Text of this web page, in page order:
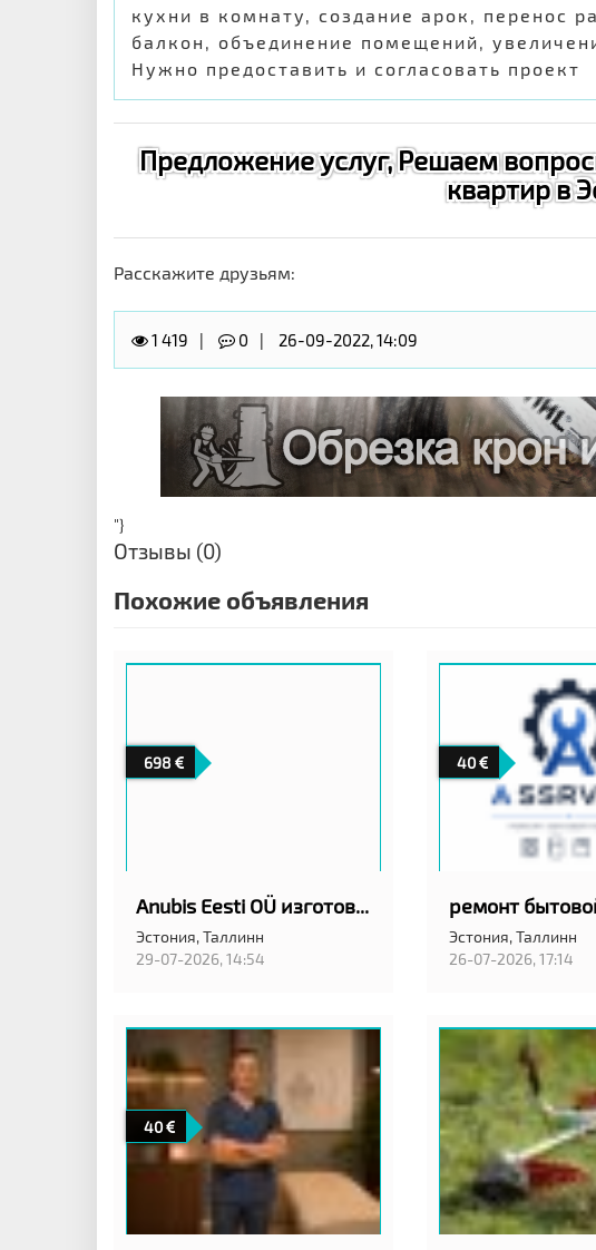
кухни в комнату, создание арок, перенос
балкон, объединение помещений,
Нужно предоставить и согласовать проект
Предложение услуг, Решаем
квартир в
Расскажите друзьям:
1 419 0 26-09-2022, 14:09
"}
Отзывы (0)
Похожие объявления
698
Anubis Eesti OÜ изготовление гранитных памятников
Эстония,Таллинн
29-07-2026, 14:54
40
Эстония,Таллинн
26-07-2026, 17:14
40